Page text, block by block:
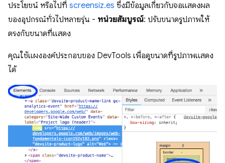
ประโยชน์ หรือไปที่ screensiz.es ซึ่งมีข้อมูลเกี่ยวกับจอแสดงผล
ของอุปกรณ์ทั่วไปหลายรุ่น - หน่วยสัมบูรณ์: ปรับขนาดรูปภาพให้
ตรงกับขนาดที่แสดง
คุณใช้แผงองค์ประกอบของ DevTools เพื่อดูขนาดที่รูปภาพแสดง
ได้